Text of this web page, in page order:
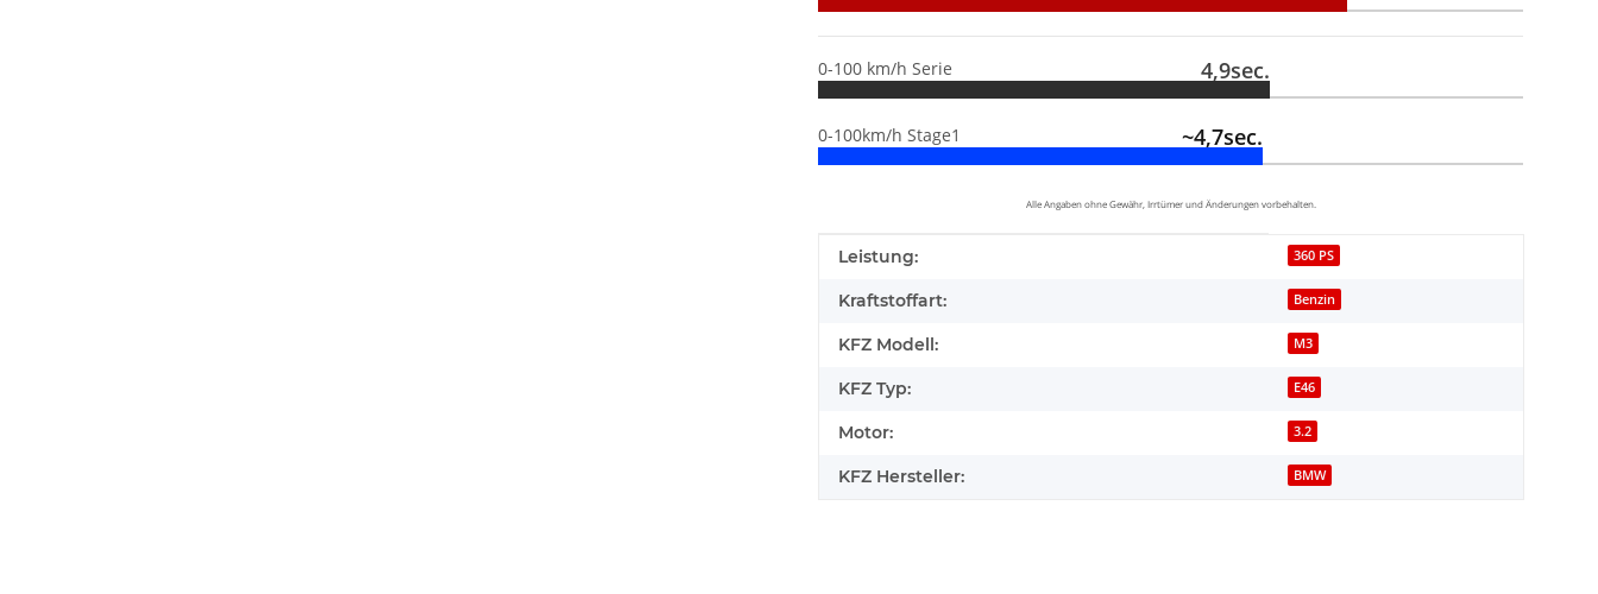
0-100 km/h Serie 4,9sec.
0-100km/h Stage1 ~4,7sec.
Alle Angaben ohne Gewähr, Irrtümer und Änderungen vorbehalten.
Produkteigenschaft
Wert
Leistung: 360 PS
Kraftstoffart: Benzin
KFZ Modell: M3
KFZ Typ: E46
Motor: 3.2
KFZ Hersteller: BMW